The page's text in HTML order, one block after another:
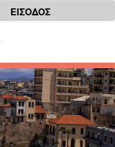
ΕΙΣΟΔΟΣ